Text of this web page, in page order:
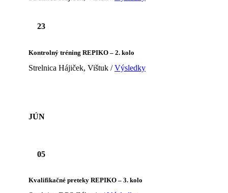
23
Kontrolný tréning REPIKO – 2. kolo
Strelnica Hájiček, Vištuk /Výsledky
JÚN
05
Kvalifikačné preteky REPIKO – 3. kolo